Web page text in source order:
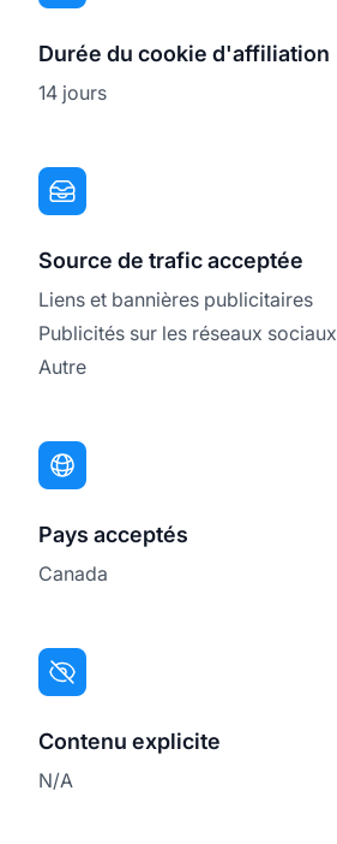
Durée du cookie d'affiliation
14 jours
Source de trafic acceptée
Liens et bannières publicitaires
Publicités sur les réseaux sociaux
Autre
Pays acceptés
Canada
Contenu explicite
N/A